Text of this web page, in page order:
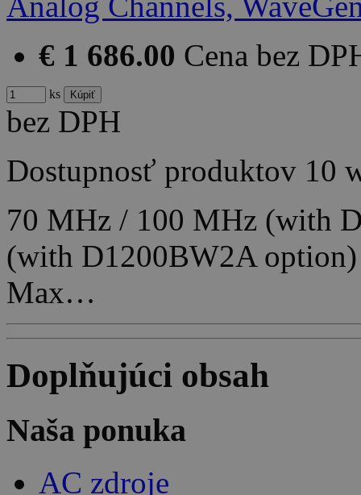
€ 1 686.00 Cena bez
ks
bez DPH
Dostupnosť produktov 10
70 MHz / 100 MHz (with
(with D1200BW2A
Max…
Doplňujúci obsah
Naša ponuka
AC zdroje